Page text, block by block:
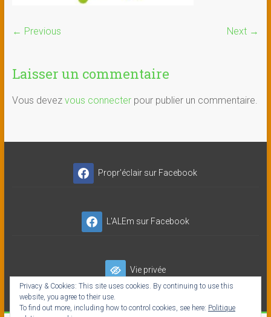
← Previous Next →
Laisser un commentaire
Vous devez vous connecterpour publier un commentaire.
Propr'éclair sur Facebook
L'ALEm sur Facebook
Vie privée
Privacy & Cookies: This site uses cookies. By continuing to use this
website, you agree to their use.
To find out more, including how to control cookies, see here: Politique